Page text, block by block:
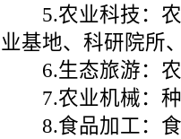
5.农业科技：农
业基地、科研院所
6.生态旅游：农
7.农业机械：种
8.食品加工：食